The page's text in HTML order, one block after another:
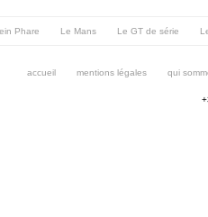
Phare Le Mans Le GT de série
accueil mentions légales qui